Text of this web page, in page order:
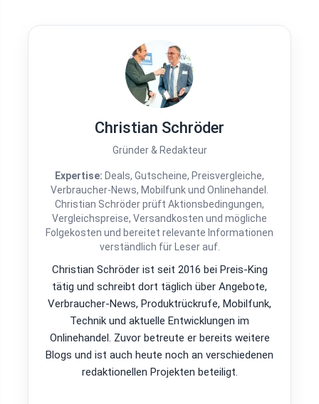
Christian Schröder
Gründer & Redakteur
Expertise: Deals, Gutscheine, Preisvergleiche,
Verbraucher-News, Mobilfunk und Onlinehandel.
Christian Schröder prüft Aktionsbedingungen,
Vergleichspreise, Versandkosten und mögliche
Folgekosten und bereitet relevante Informationen
verständlich für Leser auf.
Christian Schröder ist seit 2016 bei Preis-King
tätig und schreibt dort täglich über Angebote,
Verbraucher-News, Produktrückrufe, Mobilfunk,
Technik und aktuelle Entwicklungen im
Onlinehandel. Zuvor betreute er bereits weitere
Blogs und ist auch heute noch an verschiedenen
redaktionellen Projekten beteiligt.